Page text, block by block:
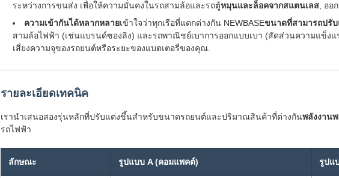
ระหว่างการขนส่ง เพื่อให้ความมั่นคงในรถสามล้อและรถตู้หมุนและล็อคจากสแตนเลส , อ
ความเข้ากันได้หลากหลายเข้าใจว่าทุกเรือที่แตกต่างกัน NEWBASEขนาดที่สามารถปรับ
สามล้อไฟฟ้า (เช่นแบรนด์ซองลิง) และรถพาณิชย์เบาการออกแบบเบา (สัดส่วนความแข็ง
เสี่ยงความจุของรถยนต์หรือระยะของแบตเตอรี่ของคุณ.
รายละเอียดเทคนิค
เรานําเสนอสองรุ่นหลักที่ปรับแต่งขึ้นสําหรับขนาดรถยนต์และปริมาณสินค้าที่ต่างกันพลังงาน
รถไฟฟ้า
ลักษณะ รูปแบบ A (คอมแพคต์) รูปแ